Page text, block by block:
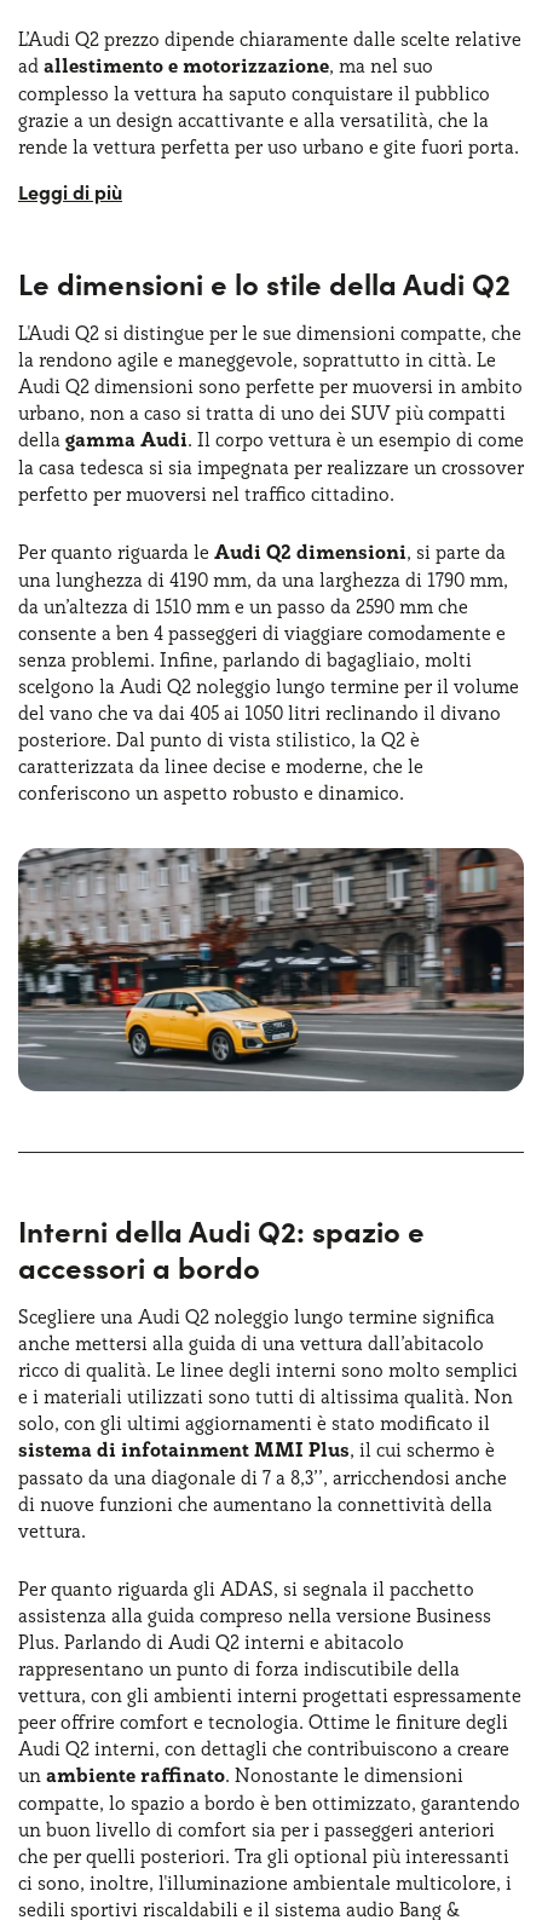
L’Audi Q2 prezzo dipende chiaramente dalle scelte relative
ad allestimento e motorizzazione, ma nel suo
complesso la vettura ha saputo conquistare il pubblico
grazie a un design accattivante e alla versatilità, che la
rende la vettura perfetta per uso urbano e gite fuori porta.
Pensata per un pubblico dinamico, la Q2 è un modello che
alla gamma di motorizzazioni e all'equipaggiamento
tecnologico all'avanguardia, l'Audi Q2 si è affermata come
una delle scelte più apprezzate nel segmento deiSUV
compatti premium. Con il passare degli anni, inoltre, la
Q2 ha subito aggiornamenti anche piuttosto importanti
che le hanno consentito di tenere il passo con tutte le
ultime innovazioni del mercato.
Tra le novità dell’ultimo aggiornamento spiccano la
comprese finte prese d’aria e un inserto posteriore che
richiama gli estrattori delle auto da corsa. Questo
aggiornamento ha subito confermato la Q2 come
un’opzione versatile e di tendenza nel segmento dei
crossover premium.
Le dimensioni e lo stile della Audi Q2
L'Audi Q2 si distingue per le sue dimensioni compatte, che
la rendono agile e maneggevole, soprattutto in città. Le
Audi Q2 dimensioni sono perfette per muoversi in ambito
urbano, non a caso si tratta di uno dei SUV più compatti
della gamma Audi. Il corpo vettura è un esempio di come
la casa tedesca si sia impegnata per realizzare un crossover
perfetto per muoversi nel traffico cittadino.
Per quanto riguarda le Audi Q2 dimensioni, si parte da
una lunghezza di 4190 mm, da una larghezza di 1790 mm,
da un’altezza di 1510 mm e un passo da 2590 mm che
consente a ben 4 passeggeri di viaggiare comodamente e
senza problemi. Infine, parlando di bagagliaio, molti
scelgono la Audi Q2 noleggio lungo termine per il volume
del vano che va dai 405 ai 1050 litri reclinando il divano
posteriore. Dal punto di vista stilistico, la Q2 è
caratterizzata da linee decise e moderne, che le
conferiscono un aspetto robusto e dinamico.
Interni della Audi Q2: spazio e
accessori a bordo
Scegliere una Audi Q2 noleggio lungo termine significa
anche mettersi alla guida di una vettura dall’abitacolo
ricco di qualità. Le linee degli interni sono molto semplici
e i materiali utilizzati sono tutti di altissima qualità. Non
solo, con gli ultimi aggiornamenti è stato modificato il
sistema di infotainment MMI Plus, il cui schermo è
passato da una diagonale di 7 a 8,3’’, arricchendosi anche
di nuove funzioni che aumentano la connettività della
vettura.
Per quanto riguarda gli ADAS, si segnala il pacchetto
assistenza alla guida compreso nella versione Business
Plus. Parlando di Audi Q2 interni e abitacolo
rappresentano un punto di forza indiscutibile della
vettura, con gli ambienti interni progettati espressamente
peer offrire comfort e tecnologia. Ottime le finiture degli
Audi Q2 interni, con dettagli che contribuiscono a creare
un ambiente raffinato. Nonostante le dimensioni
compatte, lo spazio a bordo è ben ottimizzato, garantendo
un buon livello di comfort sia per i passeggeri anteriori
che per quelli posteriori. Tra gli optional più interessanti
ci sono, inoltre, l'illuminazione ambientale multicolore, i
sedili sportivi riscaldabili e il sistema audio Bang &